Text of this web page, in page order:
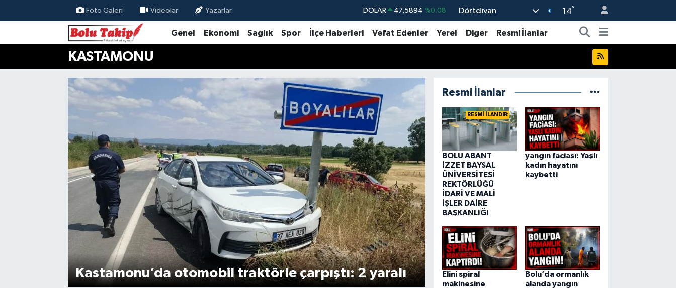
Foto Galeri Videolar Yazarlar DOLAR 47,5894 %0.08
EURO 55,0398 %-0.02
STERLİN 64,1581 %0.16
13.703
BITCOIN
Dörtdivan 14°
Genel Ekonomi Sağlık Spor İlçe Haberleri Vefat Edenler Yerel Diğer Resmi İlanlar
KASTAMONU
Kastamonu’da otomobil traktörle çarpıştı: 2 yaralı Selin sürüklediği odunlar denizi
Resmi İlanlar
RESMİ İLANDIR
BOLU ABANT
İZZET BAYSAL
ÜNİVERSİTESİ
REKTÖRLÜĞÜ
İDARİ VE MALİ
İŞLER DAİRE
BAŞKANLIĞI
yangın faciası: Yaşlı
kadın hayatını
kaybetti
Elini spiral
makinesine
Bolu’da ormanlık
alanda yangın